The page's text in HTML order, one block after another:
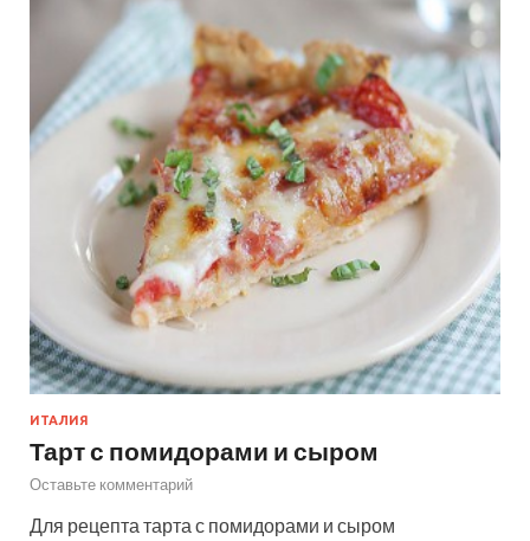
ИТАЛИЯ
Тарт с помидорами и сыром
Оставьте комментарий
Для рецепта тарта с помидорами и сыром